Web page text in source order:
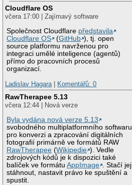
Cloudflare OS
včera 17:00 | Zajímavý software
Společnost Cloudflare představila
Cloudflare OS
(GitHub ), tj. open
source platformu navrženou pro
integraci umělé inteligence (agentů)
přímo do pracovních procesů
organizací.
Ladislav Hagara
Komentářů: 0
RawTherapee 5.13
včera 12:44 | Nová verze
Byla vydána nová verze 5.13
svobodného multiplatformního softwaru
pro konverzi a zpracování digitálních
fotografií primárně ve formátů RAW
RawTherapee (Wikipedie ). Vedle
zdrojových kódů je k dispozici také
balíček ve formátuAppImage . Stačí jej
stáhnout, nastavit právo ke spuštění a
spustit.